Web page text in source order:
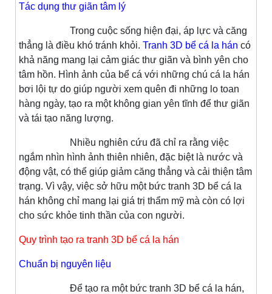
Tác dụng thư giãn tâm lý
Trong cuộc sống hiện đại, áp lực và căng
thẳng là điều khó tránh khỏi. Tranh 3D bể cá la hán có
khả năng mang lại cảm giác thư giãn và bình yên cho
tâm hồn. Hình ảnh của bể cá với những chú cá la hán
bơi lội tự do giúp người xem quên đi những lo toan
hàng ngày, tạo ra một không gian yên tĩnh để thư giãn
và tái tạo năng lượng.
Nhiều nghiên cứu đã chỉ ra rằng việc
ngắm nhìn hình ảnh thiên nhiên, đặc biệt là nước và
động vật, có thể giúp giảm căng thẳng và cải thiện tâm
trạng. Vì vậy, việc sở hữu một bức tranh 3D bể cá la
hán không chỉ mang lại giá trị thẩm mỹ mà còn có lợi
cho sức khỏe tinh thần của con người.
Quy trình tạo ra tranh 3D bể cá la hán
Chuẩn bị nguyên liệu
Để tạo ra một bức tranh 3D bể cá la hán,